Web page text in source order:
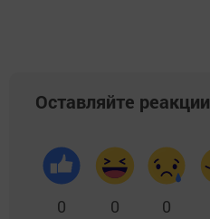
Оставляйте реакции
0 0 0